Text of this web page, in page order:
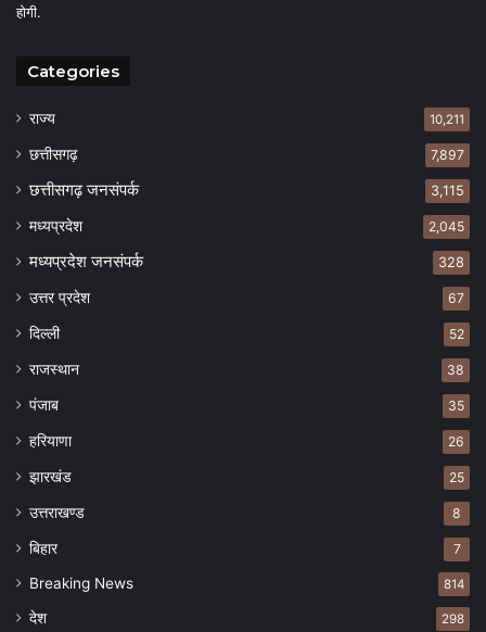
होगी.
Categories
राज्य 10,211
छत्तीसगढ़ 7,897
छत्तीसगढ़ जनसंपर्क 3,115
मध्यप्रदेश 2,045
मध्यप्रदेश जनसंपर्क 328
उत्तर प्रदेश 67
दिल्ली 52
राजस्थान 38
पंजाब 35
हरियाणा 26
झारखंड 25
उत्तराखण्ड 8
बिहार 7
Breaking News 814
देश 298